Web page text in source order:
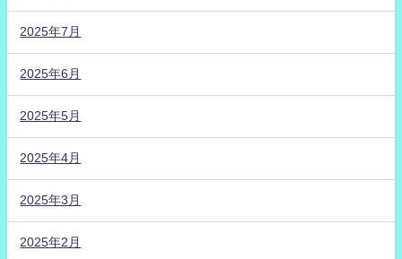
2025年7月
2025年6月
2025年5月
2025年4月
2025年3月
2025年2月